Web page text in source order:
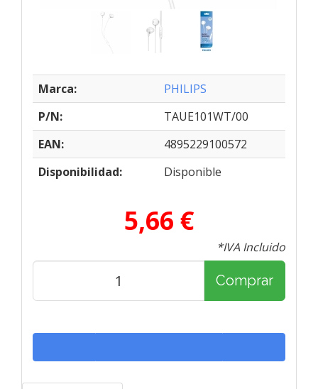
Marca:
PHILIPS
P/N:
TAUE101WT/00
EAN:
4895229100572
Disponibilidad:
Disponible
5,66 €
*IVA Incluido
Comprar